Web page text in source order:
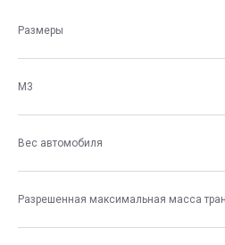
Размеры
М3
Вес автомобиля
Разрешенная максимальная масса